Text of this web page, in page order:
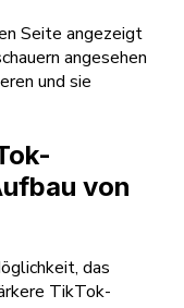
Seite angezeigt
angesehen
und sie
von
das
TikTok-